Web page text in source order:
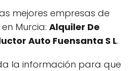
mejores empresas de
Murcia: Alquiler De
Auto Fuensanta S L.
la información para que